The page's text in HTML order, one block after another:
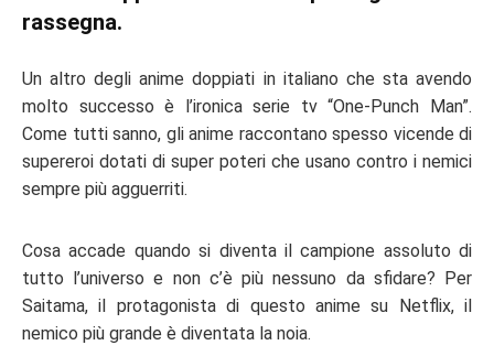
rassegna.
Un altro deglianime doppiati in italiano che sta avendo
molto successo è l’ironica serie tv “One-Punch Man”.
Come tutti sanno, gli anime raccontano spesso vicende di
supereroi dotati di super poteri che usano contro i nemici
sempre più agguerriti.
Cosa accade quando si diventa il campione assoluto di
tutto l’universo e non c’è più nessuno da sfidare? Per
Saitama, il protagonista di questo anime su Netflix, il
nemico più grande è diventata la noia.